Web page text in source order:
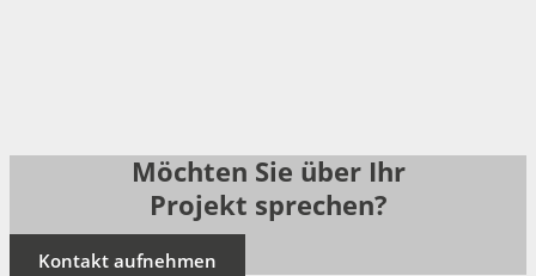
Möchten Sie über Ihr
Projekt sprechen?
Kontakt aufnehmen